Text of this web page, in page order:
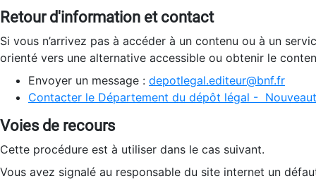
Retour d'information et contact
Si vous n’arrivez pas à accéder à un contenu ou à un
orienté vers une alternative accessible ou obtenir le
Envoyer un message : depotlegal.editeur@bnf.fr
Contacter le Département du dépôt légal -
Voies de recours
Cette procédure est à utiliser dans le cas suivant.
Vous avez signalé au responsable du site internet un